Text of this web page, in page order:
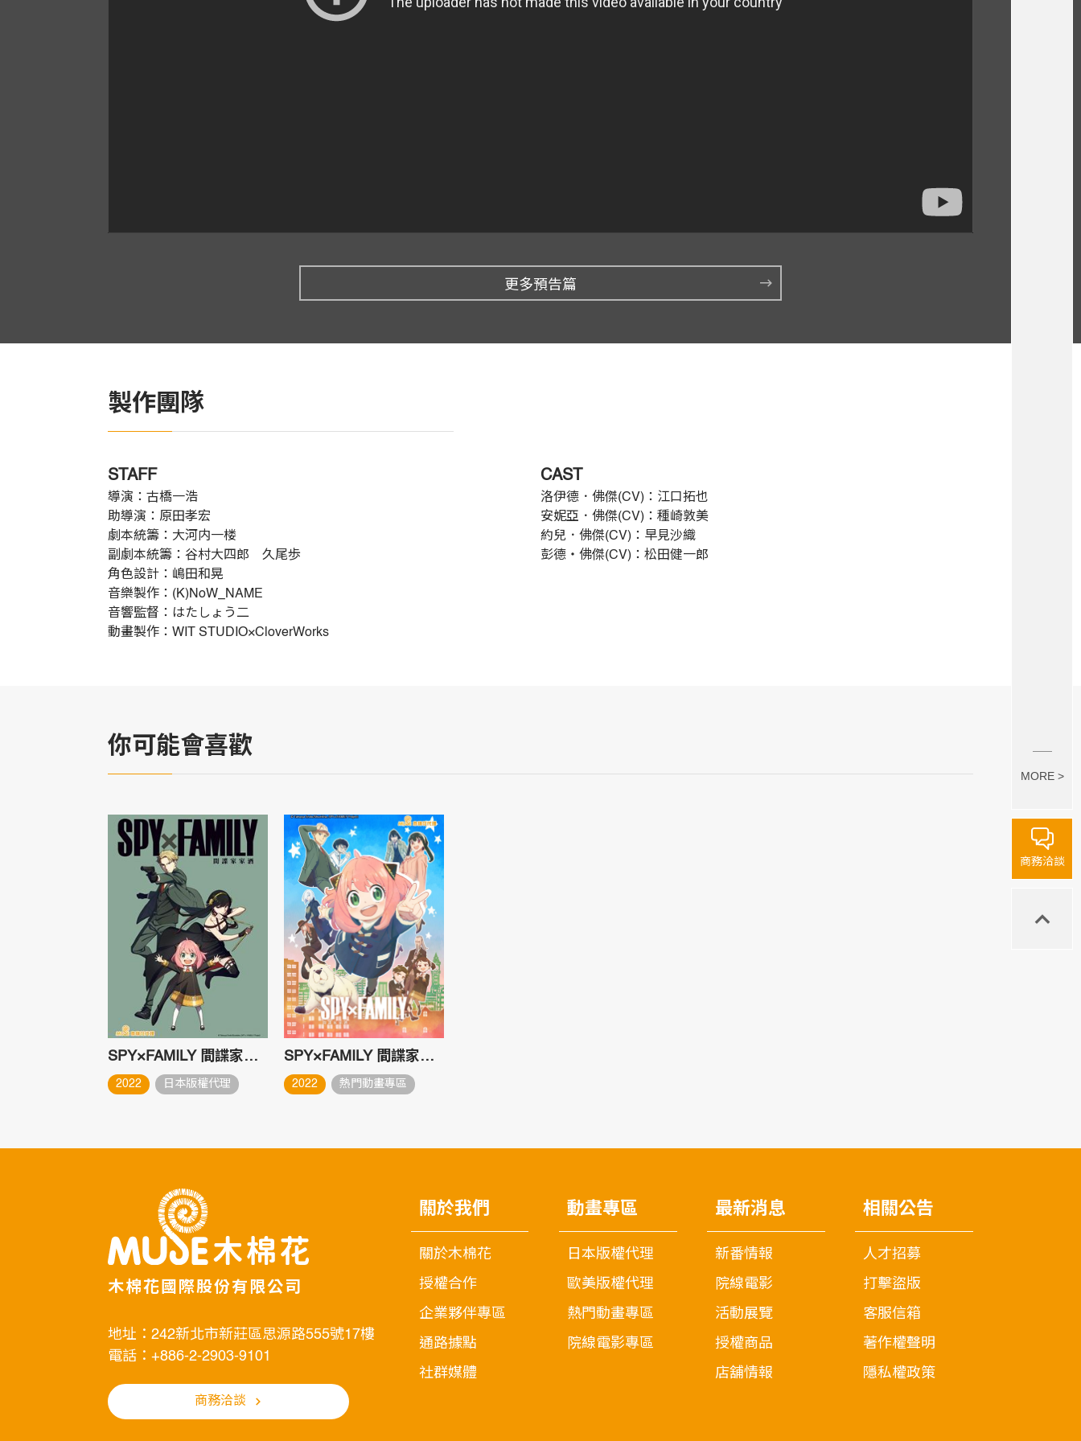
更多預告篇
製作團隊
STAFF
導演：古橋一浩
助導演：原田孝宏
劇本統籌：大河内一楼
副劇本統籌：谷村大四郎 久尾歩
角色設計：嶋田和晃
音樂製作：(K)NoW_NAME
音響監督：はたしょう二
動畫製作：WIT STUDIO×CloverWorks
CAST
洛伊德．佛傑(CV)：江口拓也
安妮亞．佛傑(CV)：種崎敦美
約兒．佛傑(CV)：早見沙織
彭德・佛傑(CV)：松田健一郎
你可能會喜歡
SPY×FAMILY 間諜家家酒
2022 日本版權代理
SPY×FAMILY 間諜家家酒 PART2
2022 熱門動畫專區
木棉花國際股份有限公司
地址：242新北市新莊區思源路555號17樓
電話：+886-2-2903-9101
商務洽談
關於我們
關於木棉花
授權合作
企業夥伴專區
通路據點
社群媒體
動畫專區
日本版權代理
歐美版權代理
熱門動畫專區
院線電影專區
最新消息
新番情報
院線電影
活動展覽
授權商品
店舖情報
相關公告
人才招募
打擊盜版
客服信箱
著作權聲明
隱私權政策
MORE >
商務洽談